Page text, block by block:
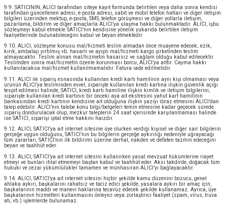
9.9. SATICININ, ALICI tarafından siteye kayıt formunda belirtilen veya daha sonra kendisi
tarafından güncellenen adresi, e-posta adresi, sabit ve mobil telefon hatları ve diğer iletişim
bilgileri üzerinden mektup, e-posta, SMS, telefon görüşmesi ve diğer yollarla iletişim,
pazarlama, bildirim ve diğer amaçlarla ALICI’ya ulaşma hakkı bulunmaktadır. ALICI, işbu
sözleşmeyi kabul etmekle SATICI’nın kendisine yönelik yukarıda belirtilen iletişim
faaliyetlerinde bulunabileceğini kabul ve beyan etmektedir.
9.10. ALICI, sözleşme konusu mal/hizmeti teslim almadan önce muayene edecek; ezik,
kırık, ambalajı yırtılmış vb. hasarlı ve ayıplı mal/hizmeti kargo şirketinden teslim
almayacaktır. Teslim alınan mal/hizmetin hasarsız ve sağlam olduğu kabul edilecektir.
Teslimden sonra mal/hizmetin özenle korunması borcu, ALICI’ya aittir. Cayma hakkı
kullanılacaksa mal/hizmet kullanılmamalıdır. Fatura iade edilmelidir.
9.11. ALICI ile sipariş esnasında kullanılan kredi kartı hamilinin aynı kişi olmaması veya
ürünün ALICI’ya tesliminden evvel, siparişte kullanılan kredi kartına ilişkin güvenlik açığı
tespit edilmesi halinde, SATICI, kredi kartı hamiline ilişkin kimlik ve iletişim bilgilerini,
siparişte kullanılan kredi kartının bir önceki aya ait ekstresini yahut kart hamilinin
bankasından kredi kartının kendisine ait olduğuna ilişkin yazıyı ibraz etmesini ALICI’dan
talep edebilir. ALICI’nın talebe konu bilgi/belgeleri temin etmesine kadar geçecek sürede
sipariş dondurulacak olup, mezkur taleplerin 24 saat içerisinde karşılanmaması halinde
ise SATICI, siparişi iptal etme hakkını haizdir.
9.12. ALICI, SATICI’ya ait internet sitesine üye olurken verdiği kişisel ve diğer sair bilgilerin
gerçeğe uygun olduğunu, SATICI’nın bu bilgilerin gerçeğe aykırılığı nedeniyle uğrayacağı
tüm zararları, SATICI’nın ilk bildirimi üzerine derhal, nakden ve defaten tazmin edeceğini
beyan ve taahhüt eder.
9.13. ALICI, SATICI’ya ait internet sitesini kullanırken yasal mevzuat hükümlerine riayet
etmeyi ve bunları ihlal etmemeyi baştan kabul ve taahhüt eder. Aksi takdirde, doğacak tüm
hukuki ve cezai yükümlülükler tamamen ve münhasıran ALICI’yı bağlayacaktır.
9.14. ALICI, SATICI’ya ait internet sitesini hiçbir şekilde kamu düzenini bozucu, genel
ahlaka aykırı, başkalarını rahatsız ve taciz edici şekilde, yasalara aykırı bir amaç için,
başkalarının maddi ve manevi haklarına tecavüz edecek şekilde kullanamaz. Ayrıca, üye
başkalarının hizmetleri kullanmasını önleyici veya zorlaştırıcı faaliyet (spam, virus, truva
atı, vb.) işlemlerde bulunamaz.